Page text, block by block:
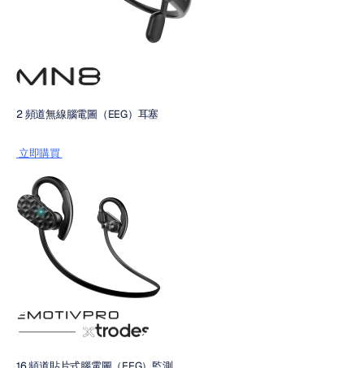
2 頻道無線腦電圖（EEG）耳塞
立即購買